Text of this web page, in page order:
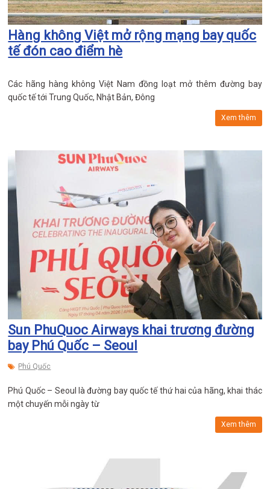
Hàng không Việt mở rộng mạng bay quốc
tế đón cao điểm hè
Các hãng hàng không Việt Nam đồng loạt mở thêm đường bay
quốc tế tới Trung Quốc, Nhật Bản, Đông
Xem thêm
Sun PhuQuoc Airways khai trương đường
bay Phú Quốc – Seoul
Phú Quốc
Phú Quốc – Seoul là đường bay quốc tế thứ hai của hãng, khai thác
một chuyến mỗi ngày từ
Xem thêm